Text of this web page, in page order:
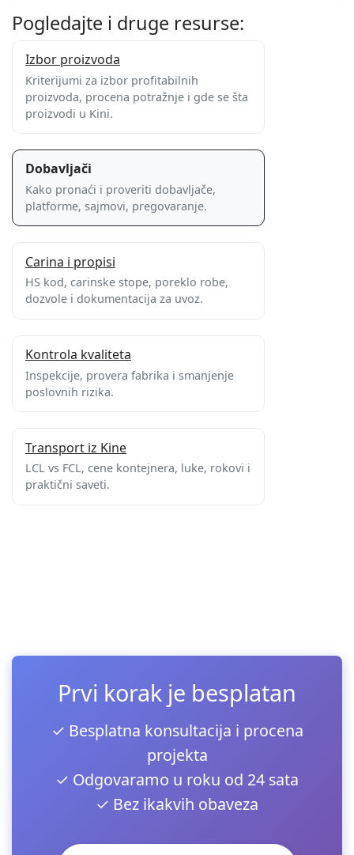
Pogledajte i druge resurse:
Izbor proizvoda
Kriterijumi za izbor profitabilnih
proizvoda, procena potražnje i gde se šta
proizvodi u Kini.
Dobavljači
Kako pronaći i proveriti dobavljače,
platforme, sajmovi, pregovaranje.
Carina i propisi
HS kod, carinske stope, poreklo robe,
dozvole i dokumentacija za uvoz.
Kontrola kvaliteta
Inspekcije, provera fabrika i smanjenje
poslovnih rizika.
Transport iz Kine
LCL vs FCL, cene kontejnera, luke, rokovi i
praktični saveti.
Prvi korak je besplatan
✓ Besplatna konsultacija i procena
projekta
✓ Odgovaramo u roku od 24 sata
✓ Bez ikakvih obaveza